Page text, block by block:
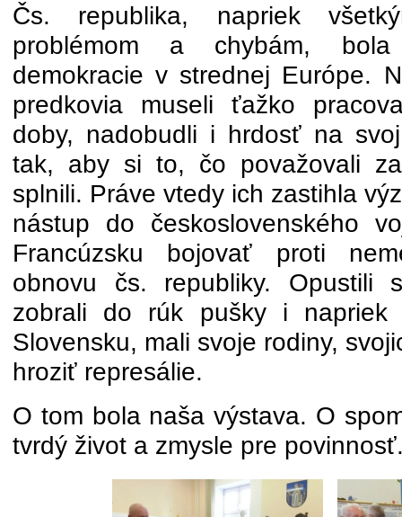
Čs. republika, napriek
problémom a chybám, bola
demokracie v strednej Európe.
predkovia museli ťažko
doby, nadobudli i hrdosť na
tak, aby si to, čo považovali
splnili. Práve vtedy ich zastihla
nástup do československého
Francúzsku bojovať proti
obnovu čs. republiky. Opustili
zobrali do rúk pušky i
Slovensku, mali svoje rodiny,
hroziť represálie.
O tom bola naša výstava. O
tvrdý život a zmysle pre